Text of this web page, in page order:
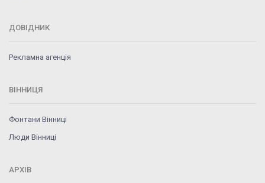
ДОВІДНИК
Рекламна агенція
ВІННИЦЯ
Фонтани Вінниці
Люди Вінниці
АРХІВ